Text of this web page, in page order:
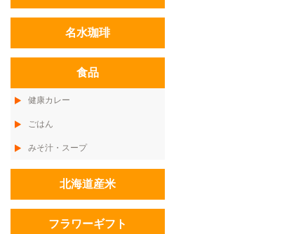
名水珈琲
食品
健康カレー
ごはん
みそ汁・スープ
北海道産米
フラワーギフト